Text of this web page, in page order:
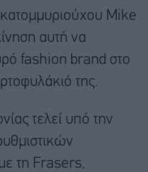
Mike
αυτή να
fashion brand στο
της.
τελεί υπό την
τη Frasers,